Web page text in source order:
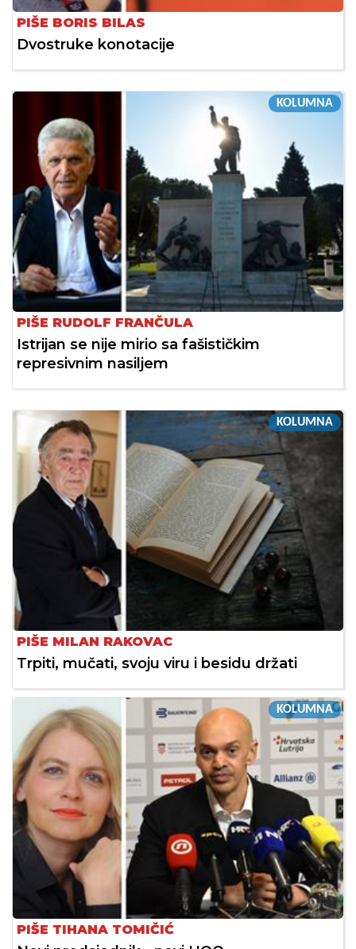
PIŠE BORIS BILAS
Dvostruke konotacije
KOLUMNA
PIŠE RUDOLF FRANČULA
Istrijan se nije mirio sa fašističkim
represivnim nasiljem
KOLUMNA
PIŠE MILAN RAKOVAC
Trpiti, mučati, svoju viru i besidu držati
KOLUMNA
PIŠE TIHANA TOMIČIĆ